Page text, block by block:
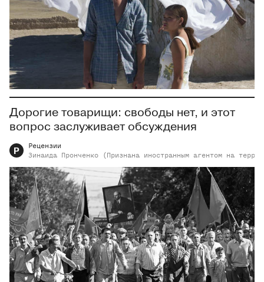
Дорогие товарищи: свободы нет, и этот
вопрос заслуживает обсуждения
Р
Рецензии
Зинаида
Пронченко (Признана иностранным агентом на